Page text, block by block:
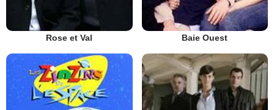
Rose et Val Baie Ouest